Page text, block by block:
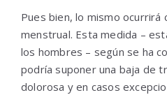
Pues bien, lo mismo ocurrirá
menstrual. Esta medida –
los hombres – según se ha
podría suponer una baja de
dolorosa y en casos